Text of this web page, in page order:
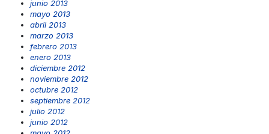
junio 2013
mayo 2013
abril 2013
marzo 2013
febrero 2013
enero 2013
diciembre 2012
noviembre 2012
octubre 2012
septiembre 2012
julio 2012
junio 2012